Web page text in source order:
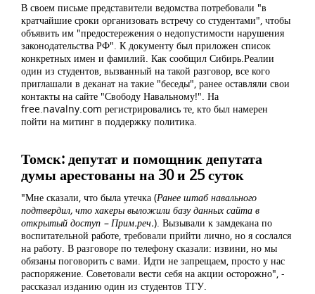
В своем письме представители ведомства потребовали "в
кратчайшие сроки организовать встречу со студентами", чтобы
объявить им "предостережения о недопустимости нарушения
законодательства РФ". К документу был приложен список
конкретных имен и фамилий. Как сообщил Сибирь.Реалии
один из студентов, вызванный на такой разговор, все кого
приглашали в деканат на такие "беседы", ранее оставляли свои
контакты на сайте "Свободу Навальному!". На
free.navalny.com регистрировались те, кто был намерен
пойти на митинг в поддержку политика.
Томск: депутат и помощник депутата
думы арестованы на 30 и 25 суток
"Мне сказали, что была утечка (Ранее штаб навального
подтвердил, что хакеры выложили базу данных сайта в
открытый доступ – Прим.реч.). Вызывали к замдекана по
воспитательной работе, требовали прийти лично, но я сослался
на работу. В разговоре по телефону сказали: извини, но мы
обязаны поговорить с вами. Идти не запрещаем, просто у нас
распоряжение. Советовали вести себя на акции осторожно", -
рассказал изданию один из студентов ТГУ.